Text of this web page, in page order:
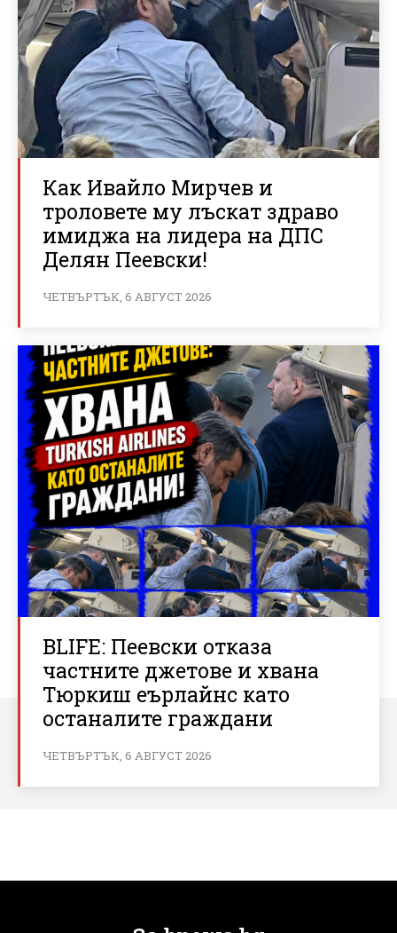
Как Ивайло Мирчев и
троловете му лъскат здраво
имиджа на лидера на ДПС
Делян Пеевски!
ЧЕТВЪРТЪК, 6 АВГУСТ 2026
BLIFE: Пеевски отказа
частните джетове и хвана
Тюркиш еърлайнс като
останалите граждани
ЧЕТВЪРТЪК, 6 АВГУСТ 2026